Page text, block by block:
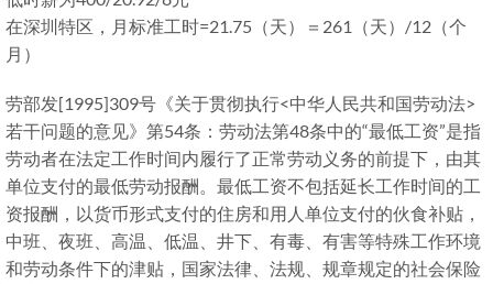
在深圳特区，月标准工时=21.75（天）＝261（天）/12（个
月）
劳部发[1995]309号《关于贯彻执行<中华人民共和国劳动法>
若干问题的意见》第54条：劳动法第48条中的“最低工资”是指
劳动者在法定工作时间内履行了正常劳动义务的前提下，由其
单位支付的最低劳动报酬。最低工资不包括延长工作时间的工
资报酬，以货币形式支付的住房和用人单位支付的伙食补贴，
中班、夜班、高温、低温、井下、有毒、有害等特殊工作环境
和劳动条件下的津贴，国家法律、法规、规章规定的社会保险